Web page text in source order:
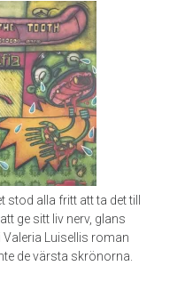
stod alla fritt att ta det till
ge sitt liv nerv, glans
Luisellis roman
de värsta skrönorna.